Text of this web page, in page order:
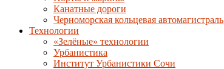
Канатные дороги
Черноморская кольцевая автомагистраль
Технологии
«Зелёные» технологии
Урбанистика
Институт Урбанистики Сочи